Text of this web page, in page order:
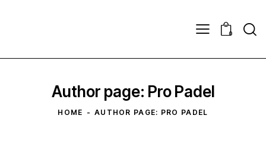
0
Author page: Pro Padel
HOME AUTHOR PAGE: PRO PADEL